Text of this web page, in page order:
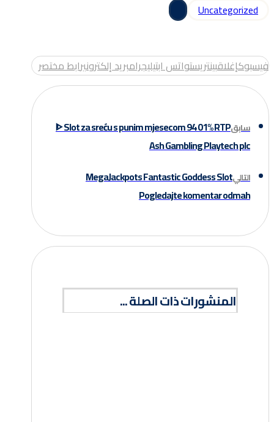
Uncategorized
فيسبوكإغلاقبينتريستواتس ابتيليجرامبريد إلكترونيرابط مختصر
سابقᐈ Slot za sreću s punim mjesecom 94 01% RTP
Ash Gambling Playtech plc
التاليMegaJackpots Fantastic Goddess Slot
Pogledajte komentar odmah
المنشورات ذات الصلة ...